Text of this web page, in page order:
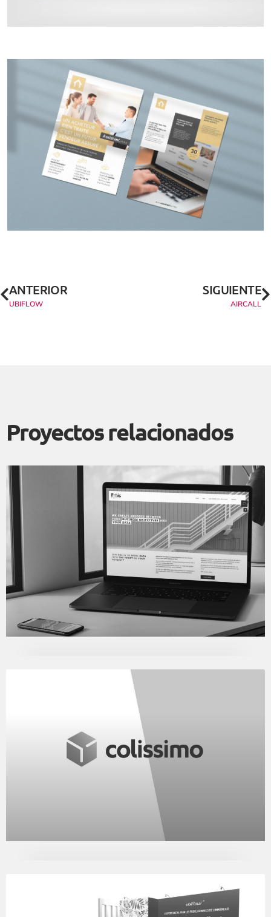
ANTERIOR
UBIFLOW
SIGUIENTE
AIRCALL
Proyectos relacionados